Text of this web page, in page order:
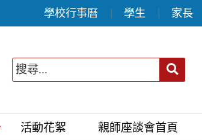
學校行事曆 學生 家長
送出
活動花絮 親師座談會首頁